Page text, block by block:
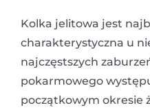
Kolka jelitowa jest
charakterystyczna u
najczęstszych
pokarmowego
początkowym okresie